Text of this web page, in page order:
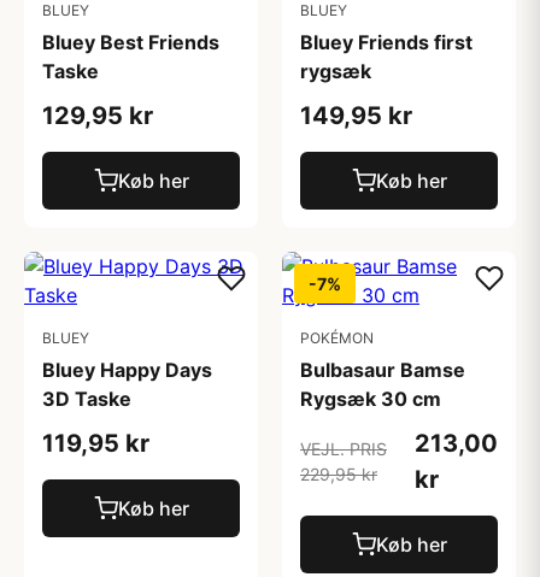
BLUEY
Bluey Best Friends
Taske
129,95 kr
Køb her
BLUEY
Bluey Friends first
rygsæk
149,95 kr
Køb her
BLUEY
Bluey Happy Days
3D Taske
119,95 kr
Køb her
-7%
POKÉMON
Bulbasaur Bamse
Rygsæk 30 cm
VEJL. PRIS
229,95 kr
213,00
kr
Køb her